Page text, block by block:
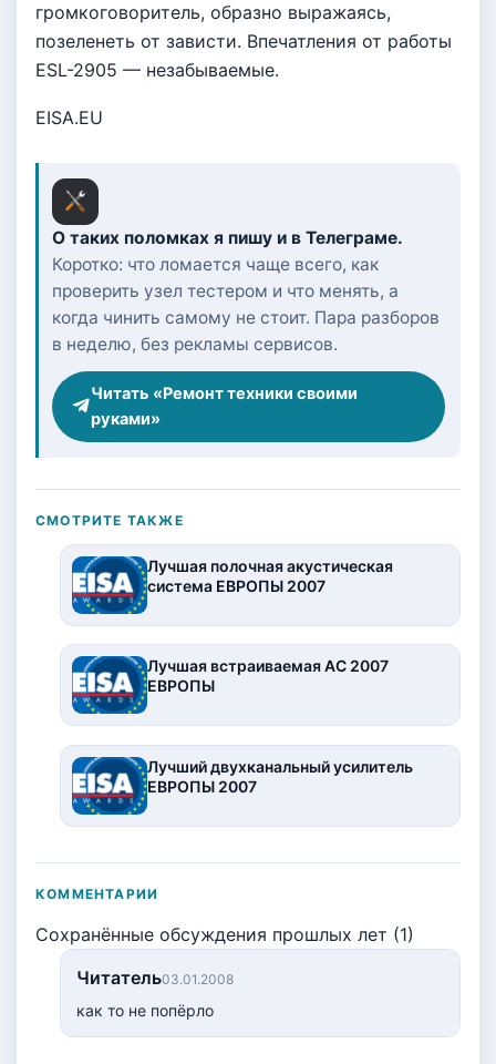
громкоговоритель, образно выражаясь,
позеленеть от зависти. Впечатления от работы
ESL-2905 — незабываемые.
EISA.EU
О таких поломках я пишу и в Телеграме.
Коротко: что ломается чаще всего, как
проверить узел тестером и что менять, а
когда чинить самому не стоит. Пара разборов
в неделю, без рекламы сервисов.
Читать «Ремонт техники своими
руками»
СМОТРИТЕ ТАКЖЕ
Лучшая полочная акустическая
система ЕВРОПЫ 2007
Лучшая встраиваемая АС 2007
ЕВРОПЫ
Лучший двухканальный усилитель
ЕВРОПЫ 2007
КОММЕНТАРИИ
Сохранённые обсуждения прошлых лет (1)
Читатель03.01.2008
как то не попёрло